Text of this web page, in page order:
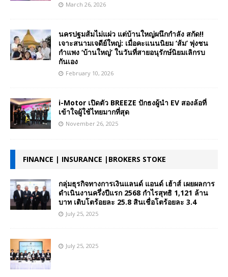
March 26, 2026
นครปฐมส้มไม่แผ่ว แต่บ้านใหญ่ผนึกกำลัง สกัด!!
เจาะสนามเจดีย์ใหญ่: เมื่อคะแนนนิยม ‘ส้ม’ พุ่งชน
กำแพง ‘บ้านใหญ่’ ในวันที่สายอนุรักษ์นิยมเลิกรบ
กันเอง
February 10, 2026
i-Motor เปิดตัว BREEZE ปักธงผู้นำ EV สองล้อที่
เข้าใจผู้ใช้ไทยมากที่สุด
November 26, 2025
FINANCE | INSURANCE |BROKERS STOKE
กลุ่มธุรกิจทางการเงินแลนด์ แอนด์ เฮ้าส์ เผยผลการ
ดำเนินงานครึ่งปีแรก 2568 กำไรสุทธิ 1,121 ล้าน
บาท เติบโตร้อยละ 25.8 สินเชื่อโตร้อยละ 3.4
July 25, 2025
July 25, 2025